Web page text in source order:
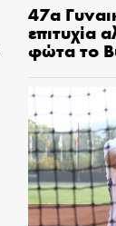
47α
επιτυχία
φώτα το